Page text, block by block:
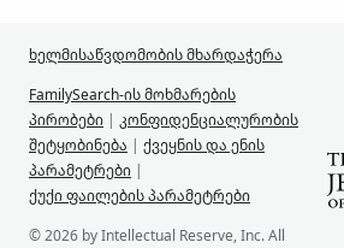
ხელმისაწვდომობის მხარდაჭერა
FamilySearch-ის მოხმარების
პირობები | კონფიდენციალურობის
შეტყობინება | ქვეყნის და ენის
პარამეტრები |
ქუქი ფაილების პარამეტრები
© 2026 by Intellectual Reserve, Inc. All